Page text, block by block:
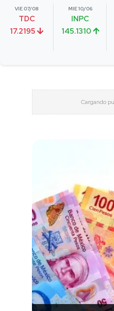
VIE 07/08
TDC
17.2195
MIE 10/06
INPC
145.1310